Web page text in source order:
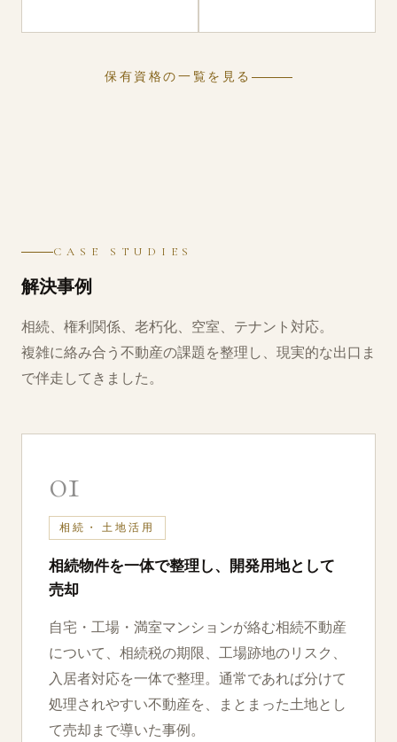
保有資格の一覧を見る
CASE STUDIES
解決事例
相続、権利関係、老朽化、空室、テナント対応。
複雑に絡み合う不動産の課題を整理し、現実的な出口ま
で伴走してきました。
01
相続・⁠土地活用
相続物件を一体で整理し、開発用地として
売却
自宅・⁠工場・⁠満室マンションが絡む相続不動産
について、相続税の期限、工場跡地のリスク、
入居者対応を一体で整理。通常であれば分けて
処理されやすい不動産を、まとまった土地とし
て売却まで導いた事例。